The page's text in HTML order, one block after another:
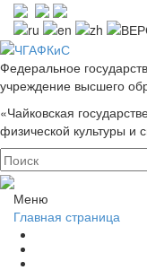
Федеральное
учреждение высшего
«Чайковская
физической культуры и
Меню
Главная страница